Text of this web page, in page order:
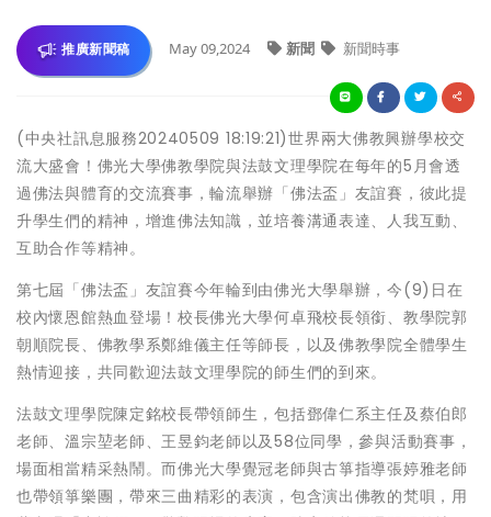
推廣新聞稿 May 09,2024 新聞 新聞時事
(中央社訊息服務20240509 18:19:21)世界兩大佛教興辦學校交
流大盛會！佛光大學佛教學院與法鼓文理學院在每年的5月會透
過佛法與體育的交流賽事，輪流舉辦「佛法盃」友誼賽，彼此提
升學生們的精神，增進佛法知識，並培養溝通表達、人我互動、
互助合作等精神。
第七屆「佛法盃」友誼賽今年輪到由佛光大學舉辦，今(9)日在
校內懷恩館熱血登場！校長佛光大學何卓飛校長領銜、教學院郭
朝順院長、佛教學系鄭維儀主任等師長，以及佛教學院全體學生
熱情迎接，共同歡迎法鼓文理學院的師生們的到來。
法鼓文理學院陳定銘校長帶領師生，包括鄧偉仁系主任及蔡伯郎
老師、溫宗堃老師、王昱鈞老師以及58位同學，參與活動賽事，
場面相當精采熱鬧。而佛光大學覺冠老師與古箏指導張婷雅老師
也帶領箏樂團，帶來三曲精彩的表演，包含演出佛教的梵唄，用